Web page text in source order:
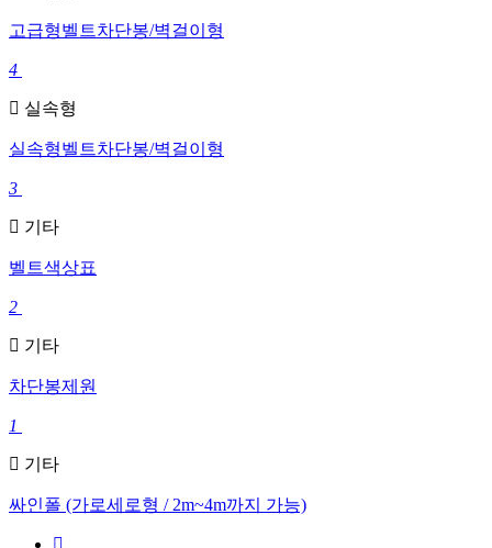
고급형벨트차단봉/벽걸이형
4
실속형
실속형벨트차단봉/벽걸이형
3
기타
벨트색상표
2
기타
차단봉제원
1
기타
싸인폴 (가로세로형 / 2m~4m까지 가능)